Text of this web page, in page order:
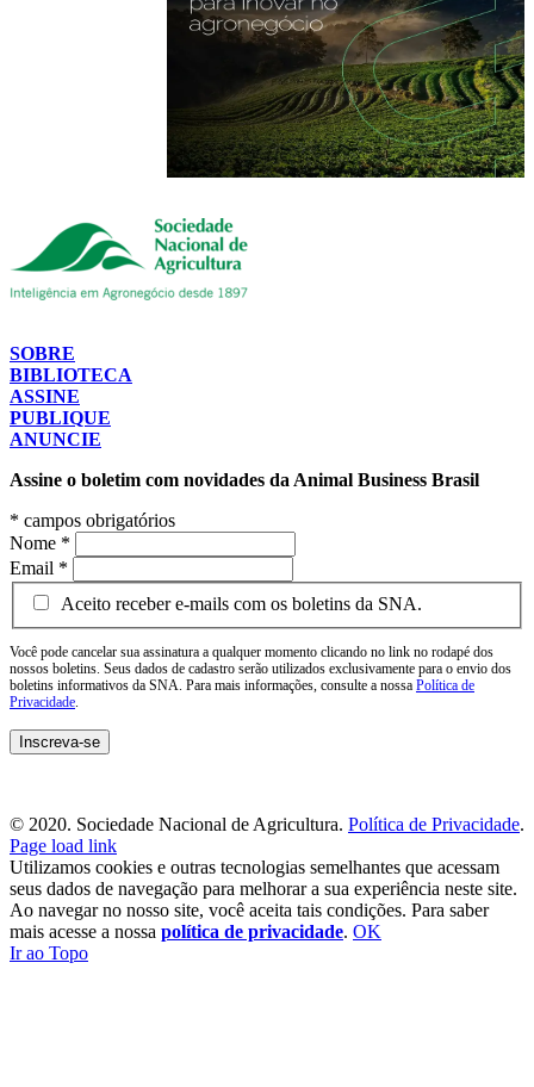
SOBRE
BIBLIOTECA
ASSINE
PUBLIQUE
ANUNCIE
Assine o boletim com novidades da Animal Business Brasil
* campos obrigatórios
Nome *
Email *
Aceito receber e-mails com os boletins da SNA.
Você pode cancelar sua assinatura a qualquer momento clicando no link no rodapé dos
nossos boletins. Seus dados de cadastro serão utilizados exclusivamente para o envio dos
boletins informativos da SNA. Para mais informações, consulte a nossa Política de
Privacidade
© 2020. Sociedade Nacional de Agricultura. Política de Privacidade.
Page load link
Utilizamos cookies e outras tecnologias semelhantes que acessam
seus dados de navegação para melhorar a sua experiência neste site.
Ao navegar no nosso site, você aceita tais condições. Para saber
mais acesse a nossa política de privacidade. OK
Ir ao Topo